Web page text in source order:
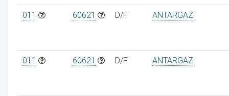
011 60621 D/F ANTARGAZ
011 60621 D/F ANTARGAZ